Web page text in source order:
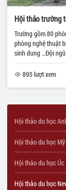
Hội thảo trường
Trường gồm 80
phòng nghệ thuật
sinh dung …Đội
895 lượt xem
Hội thảo du học
Hội thảo du học Mỹ
Hội thảo du học Úc
Hội thảo du học